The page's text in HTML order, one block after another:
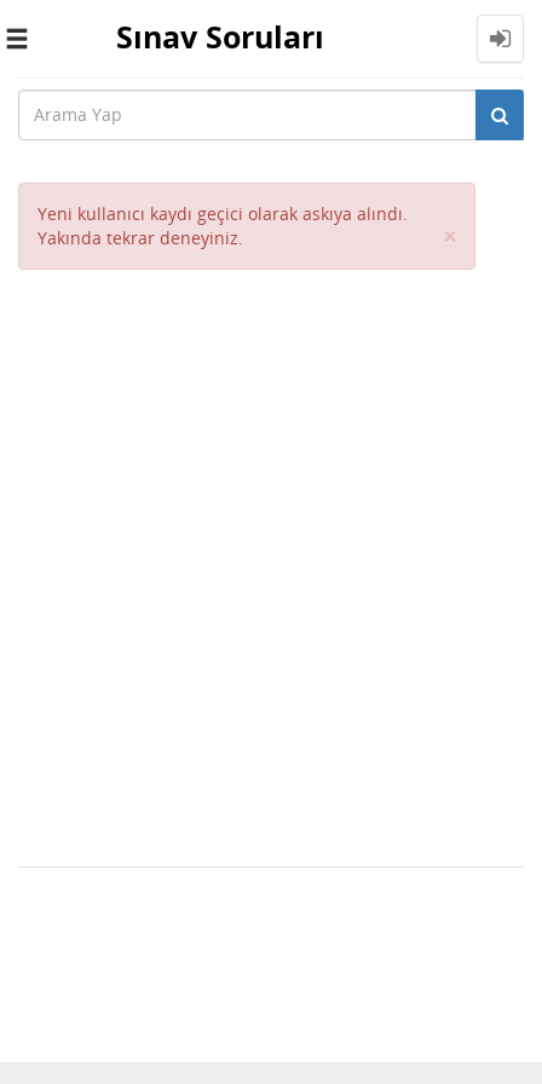
Toggle
Sınav Soruları
Yeni kullanıcı kaydı geçici olarak askıya alındı.
Yakında tekrar deneyiniz.
×